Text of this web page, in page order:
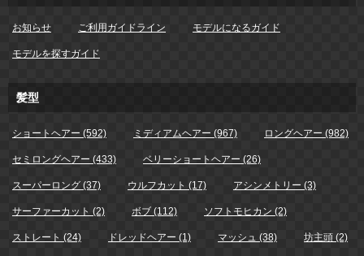
お知らせ ご利用ガイドライン モデルになるガイド
モデルを探すガイド
髪型
ショートヘアー (592) ミディアムヘアー (967) ロングヘアー (982)
セミロングヘアー (433) ベリーショートヘアー (26)
スーパーロング (37) ウルフカット (17) アシンメトリー (3)
サーファーカット (2) ボブ (112) ソフトモヒカン (2)
ストレート (24) ドレッドヘアー (1) マッシュ (38) 坊主頭 (2)